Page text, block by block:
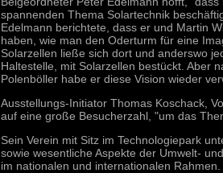
spannenden Thema Solartechnik
Edelmann berichtete, dass er und Martin
haben, wie man den Oderturm für eine
Solarzellen ließe sich dort und anderswo
Haltestelle, mit Solarzellen bestückt. Aber
Polenböller habe er diese Vision wieder
Ausstellungs-Initiator Thomas Koschack,
auf eine große Besucherzahl, "um das
Sein Verein mit Sitz im Technologiepark
sowie wesentliche Aspekte der Umwelt-
im nationalen und internationalen Rahmen.